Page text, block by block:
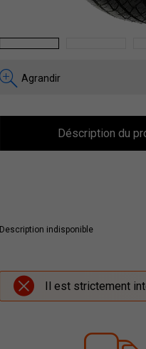
Agrandir
Déscription du
Description indisponible
Il est strictement